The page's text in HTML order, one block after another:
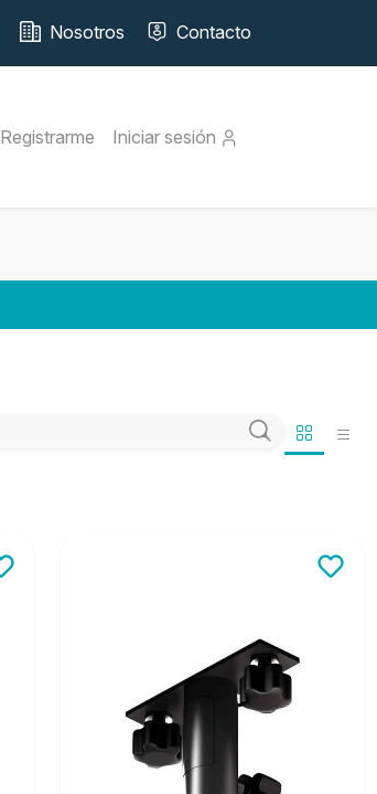
Nosotros Contacto
Registrarme Iniciar sesión